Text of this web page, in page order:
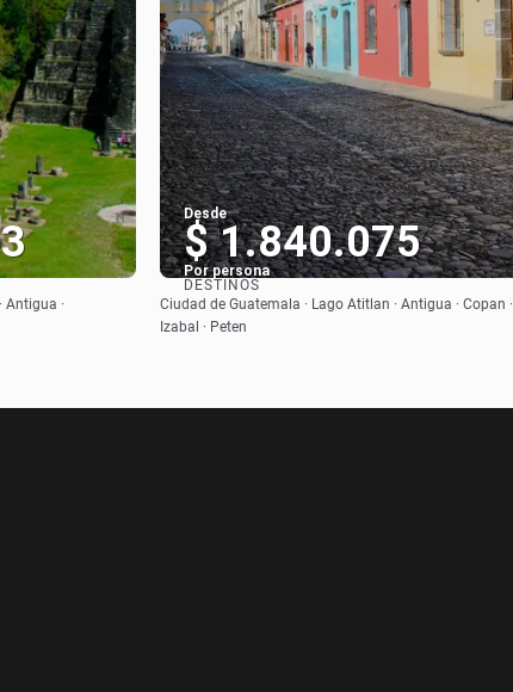
Antigua ·
Desde
$ 1.840.075
Por persona
Ver
DESTINOS
Ciudad de Guatemala · Lago Atitlan · Antigua · Copan ·
Izabal · Peten